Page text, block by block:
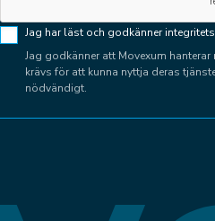
Samtycke(Required)
Jag har läst och godkänner
Jag godkänner att Movexum
krävs för att kunna nyttja deras
nödvändigt.